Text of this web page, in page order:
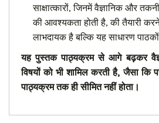
साक्षात्कारों, जिनमें वैज्ञानिक और
की आवश्यकता होती है, की तैयारी
लाभदायक है बल्कि यह साधारण
यह पुस्तक पाठ्यक्रम से आगे बढ़कर
विषयों को भी शामिल करती है,जैसा कि
पाठ्यक्रम तक ही सीमित नहीं होता।